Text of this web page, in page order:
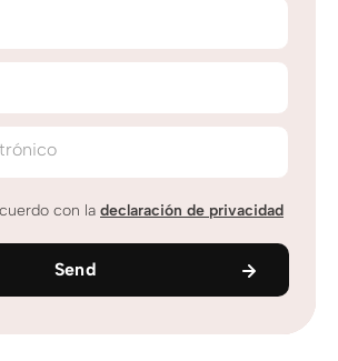
con la declaración de privacidad
Send